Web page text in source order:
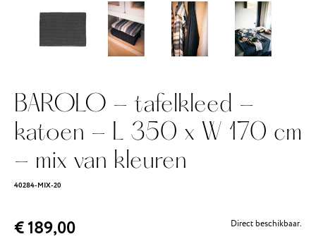
BAROLO - tafelkleed -
katoen - L 350 x W 170 cm
- mix van kleuren
40284-MIX-20
€ 189,00 Direct beschikbaar.